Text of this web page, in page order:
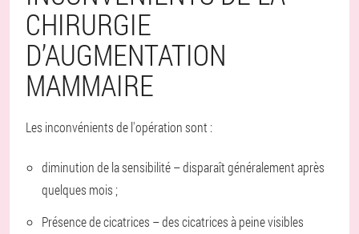
CHIRURGIE
D’AUGMENTATION
MAMMAIRE
Les inconvénients de l'opération sont :
diminution de la sensibilité – disparaît généralement après
quelques mois ;
Présence de cicatrices – des cicatrices à peine visibles